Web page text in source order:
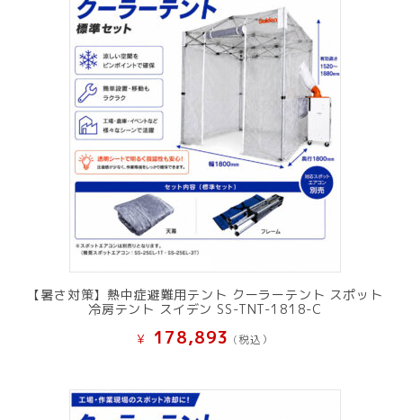
【暑さ対策】熱中症避難用テント クーラーテント スポット
冷房テント スイデン SS-TNT-1818-C
¥ 178,893 (税込）